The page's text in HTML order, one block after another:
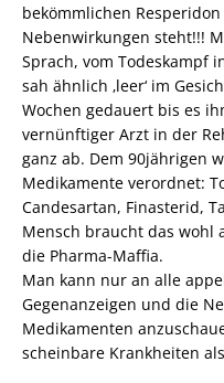
bekömmlichen
Nebenwirkungen steht!!!
Sprach, vom Todeskampf
sah ähnlich ‚leer‘ im
Wochen gedauert bis es
vernünftiger Arzt in der
ganz ab. Dem 90jährigen
Medikamente verordnet:
Candesartan, Finasterid,
Mensch braucht das wohl
die Pharma-Maffia.
Man kann nur an alle
Gegenanzeigen und die
Medikamenten
scheinbare Krankheiten